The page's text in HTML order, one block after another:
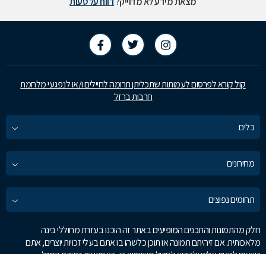
קול קורא לפרסום לעמותות שתכליתן תרומה לחיילים ו/או לנפגעי מלחמת
חרבות ברזל
כלים
מחירונים
תחומים נפוצים
חלק מהתמונות והתכנים המופיעים באתר זה הוכנו בעזרת מחוללי בינה
מלאכותית. אם זיהיתם תמונה או תוכן כלשהו בו אתם בעלי זכויות יוצרים, אתם